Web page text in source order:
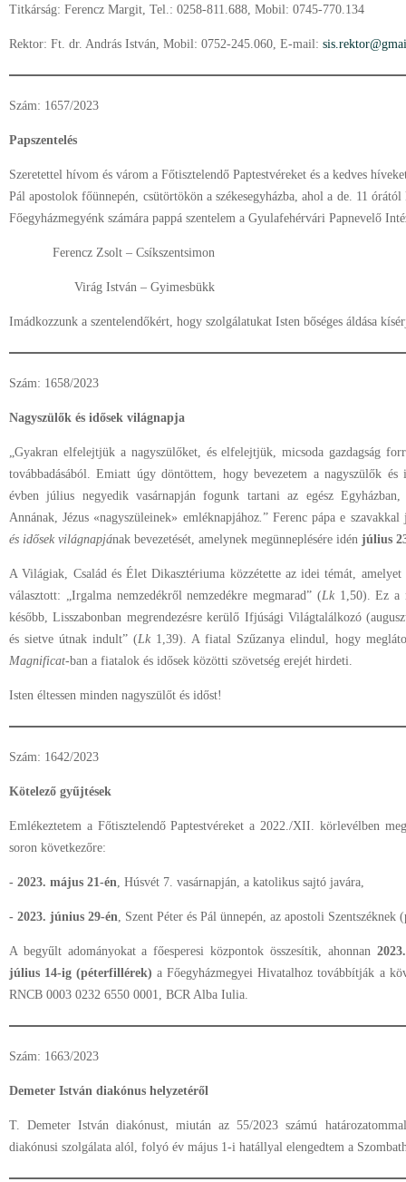
Titkárság: Ferencz Margit, Tel.: 0258-811.688, Mobil: 0745-770.134
Rektor: Ft. dr. András István, Mobil: 0752-245.060, E-mail:
Szám: 1657/2023
Papszentelés
Szeretettel hívom és várom a Főtisztelendő Paptestvéreket és a kedves
Pál apostolok főünnepén, csütörtökön a székesegyházba, ahol a de. 11
Főegyházmegyénk számára pappá szentelem a Gyulafehérvári Papnevelő
Ferencz Zsolt – Csíkszentsimon
Virág István – Gyimesbükk
Imádkozzunk a szentelendőkért, hogy szolgálatukat Isten bőséges áldása
Szám: 1658/2023
Nagyszülők és idősek világnapja
„Gyakran elfelejtjük a nagyszülőket, és elfelejtjük, micsoda gazdagság
továbbadásából. Emiatt úgy döntöttem, hogy bevezetem a nagyszülők
évben július negyedik vasárnapján fogunk tartani az egész
Annának, Jézus «nagyszüleinek» emléknapjához.” Ferenc pápa e
és idősek világnapjának bevezetését, amelynek megünneplésére idén július
A Világiak, Család és Élet Dikasztériuma közzétette az idei témát, amelyet
választott: „Irgalma nemzedékről nemzedékre megmarad” (Lk1,50). Ez a
később, Lisszabonban megrendezésre kerülő Ifjúsági Világtalálkozó
és sietve útnak indult” (Lk 1,39). A fiatal Szűzanya elindul, hogy
Magnificat-ban a fiatalok és idősek közötti szövetség erejét hirdeti.
Isten éltessen minden nagyszülőt és időst!
Szám: 1642/2023
Kötelező gyűjtések
Emlékeztetem a Főtisztelendő Paptestvéreket a 2022./XII. körlevélben
soron következőre:
- 2023. május 21-én, Húsvét 7. vasárnapján, a katolikus sajtó javára,
- 2023. június 29-én, Szent Péter és Pál ünnepén, az apostoli Szentszéknek
A begyűlt adományokat a főesperesi központok összesítik, ahonnan
július 14-ig (péterfillérek)a Főegyházmegyei Hivatalhoz továbbítják a
RNCB 0003 0232 6550 0001, BCR Alba Iulia.
Szám: 1663/2023
Demeter István diakónus helyzetéről
T. Demeter István diakónust, miután az 55/2023 számú
diakónusi szolgálata alól, folyó év május 1-i hatállyal elengedtem a